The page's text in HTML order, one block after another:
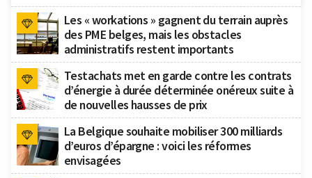
Les « workations » gagnent du terrain auprès
des PME belges, mais les obstacles
administratifs restent importants
Testachats met en garde contre les contrats
d’énergie à durée déterminée onéreux suite à
de nouvelles hausses de prix
La Belgique souhaite mobiliser 300 milliards
d’euros d’épargne : voici les réformes
envisagées